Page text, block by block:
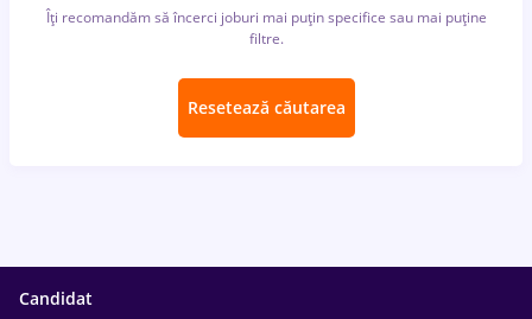
Îți recomandăm să încerci joburi mai puțin specifice sau mai puține
filtre.
Resetează căutarea
Candidat